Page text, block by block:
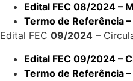
Edital FEC 08/2024 –
Termo de Referência
Edital FEC 09/2024 –
Edital FEC 09/2024 –
Termo de Referência